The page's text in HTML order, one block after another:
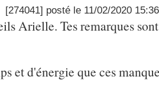
[274041] posté le 11/02/2020
Arielle. Tes remarques
et d'énergie que ces